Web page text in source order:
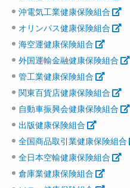
沖電気工業健康保険組合
オリンパス健康保険組合
海空運健康保険組合
外国運輸金融健康保険組合
管工業健康保険組合
関東百貨店健康保険組合
自動車振興会健康保険組合
出版健康保険組合
全国商品取引業健康保険組合
全日本空輸健康保険組合
倉庫業健康保険組合